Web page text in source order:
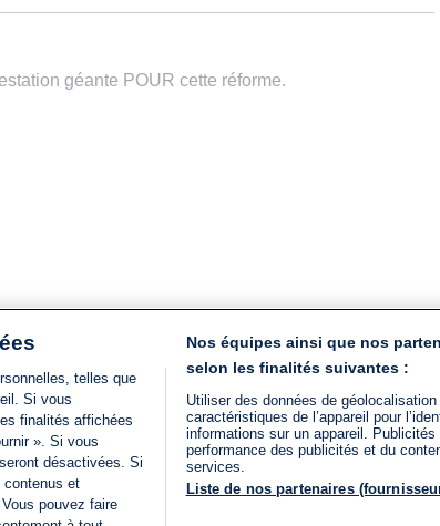
géante POUR cette réforme.
telles que
Si vous
finalités affichées
». Si vous
désactivées. Si
contenus et
pouvez faire
Nos équipes ainsi que nos
selon les finalités suivantes :
Utiliser des données de
caractéristiques de l’appareil pour
informations sur un appareil.
performance des publicités et du
services.
Liste de nos partenaires